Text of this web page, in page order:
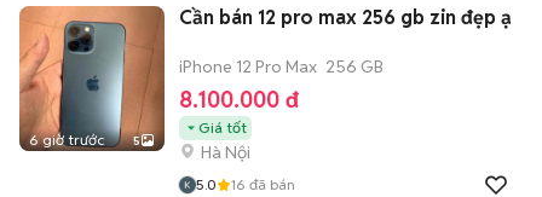
6 giờ trước 5
Cần bán 12 pro max 256 gb zin đẹp ạ
iPhone 12 Pro Max 256 GB
8.100.000 đ
Giá tốt
Hà Nội
5.0 16 đã bán